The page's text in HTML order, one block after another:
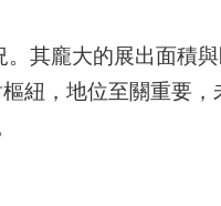
其龐大的展出面積
紐，地位至關重要